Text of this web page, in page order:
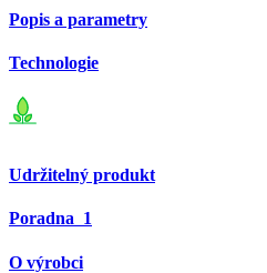
Popis a parametry
Technologie
Udržitelný produkt
Poradna 1
O výrobci